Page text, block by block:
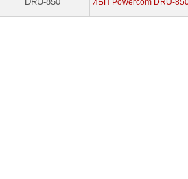
ИБП Powercom DRU-